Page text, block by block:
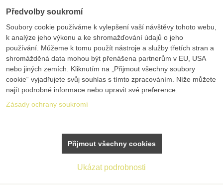
Předvolby soukromí
Soubory cookie používáme k vylepšení vaší návštěvy tohoto webu,
k analýze jeho výkonu a ke shromažďování údajů o jeho
používání. Můžeme k tomu použít nástroje a služby třetích stran a
shromážděná data mohou být přenášena partnerům v EU, USA
nebo jiných zemích. Kliknutím na „Přijmout všechny soubory
cookie“ vyjadřujete svůj souhlas s tímto zpracováním. Níže můžete
najít podrobné informace nebo upravit své preference.
Zásady ochrany soukromí
Ukázat podrobnosti
Přijmout všechny cookies